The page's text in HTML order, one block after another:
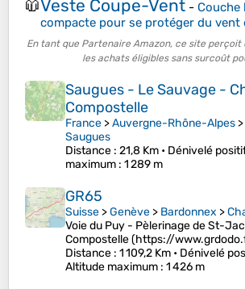
🧥Veste Coupe-Vent - Couche
compacte pour se protéger du vent
En tant que Partenaire Amazon, ce site perçoit
les achats éligibles sans surcoût
Saugues - Le Sauvage -
Compostelle
France >Auvergne-Rhône-Alpes >
Saugues
Distance : 21,8 Km • Dénivelé
maximum : 1 289 m
GR65
Suisse >Genève > Bardonnex >
Voie du Puy - Pèlerinage de St-
Compostelle (https://
Distance : 1 109,2 Km • Dénivelé
Altitude maximum : 1 426 m